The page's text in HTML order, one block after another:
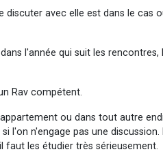
discuter avec elle est dans le cas
l'année qui suit les
Rav compétent.
ou dans tout autre
l'on n'engage pas une discussion.
faut les étudier très sérieusement.